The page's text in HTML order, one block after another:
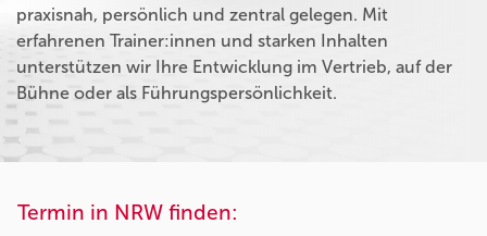
praxisnah, persönlich und zentral gelegen. Mit
erfahrenen Trainer:innen und starken Inhalten
unterstützen wir Ihre Entwicklung im Vertrieb, auf der
Bühne oder als Führungspersönlichkeit.
Termin in NRW finden: